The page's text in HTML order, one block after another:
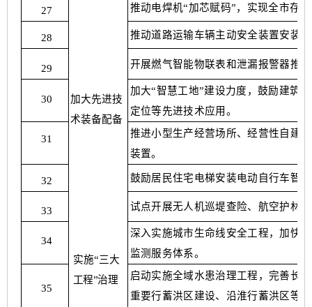
27
加大先进技
术装备配备
推动电焊机“加芯赋码”，实现全市存
28 推动道路运输车辆主动安全装置安装
29 开展燃气智能物联表和泄漏报警器推
30
加大“智慧工地”建设力度，鼓励建筑
定位等先进技术应用。
31
推进小型生产经营场所、经营性自建
装置。
32 鼓励居民住宅电梯安装电动自行车智
33 试点开展无人机巡堤查险、航空护林
34
实施“三大
工程”治理
深入实施城市生命线安全工程，加快
监测服务体系。
35
启动实施全域水患治理工程，完善长
重要行蓄洪区建设、沿淮行蓄洪区等